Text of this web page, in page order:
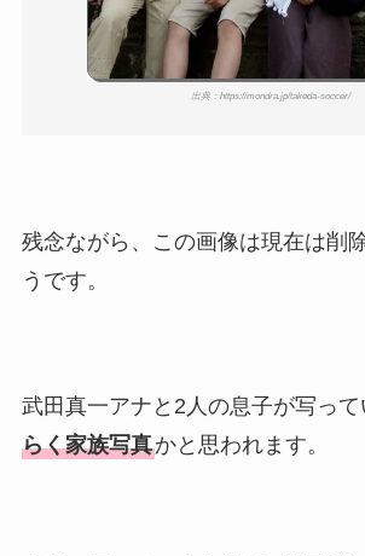
出典：https://mondra.jp/takeda-soccer/
残念ながら、この画像は現在は削
うです。
武田真一アナと2人の息子が写って
らく家族写真かと思われます。